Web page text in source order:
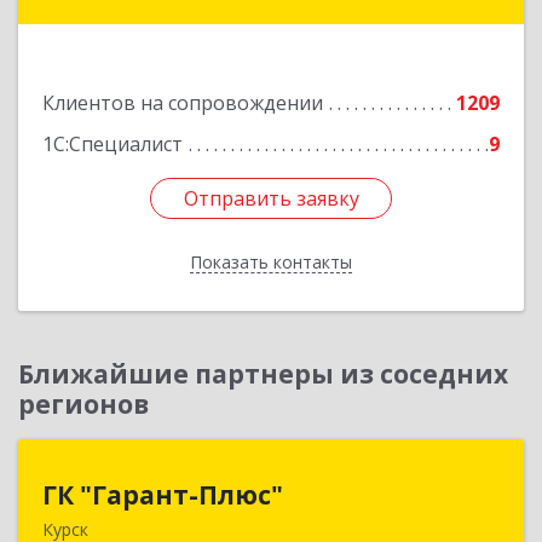
Клиентов на сопровождении
1209
1С:Специалист
9
Отправить заявку
Показать контакты
Отправить заявку
Назад
Ближайшие партнеры из соседних
регионов
ГК "Гарант-Плюс"
Курск
305035, Курская обл, Курск г, Овечкина ул, дом